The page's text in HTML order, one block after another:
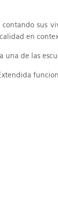
sus
en
de las